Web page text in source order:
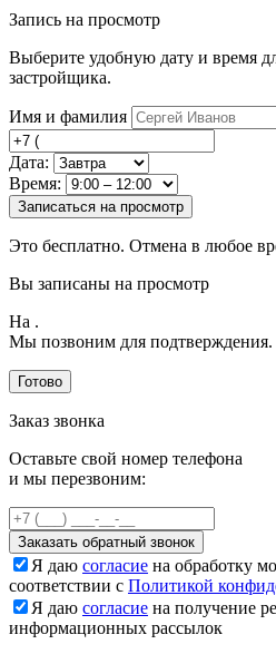
Запись на просмотр
Выберите удобную дату и время
застройщика.
Имя и фамилия
Дата:
Время:
Записаться на просмотр
Это бесплатно. Отмена в любое
Вы записаны на просмотр
На .
Мы позвоним для подтверждения.
Готово
Заказ звонка
Оставьте свой номер телефона
и мы перезвоним:
Заказать обратный звонок
Я даю согласие на обработку
соответствии с Политикой
Я даю согласие на получение
информационных рассылок